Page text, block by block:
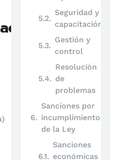
Seguridad y
capacitación
Gestión y
control
Resolución
de
problemas
Sanciones por
incumplimiento
de la Ley
Sanciones
económicas